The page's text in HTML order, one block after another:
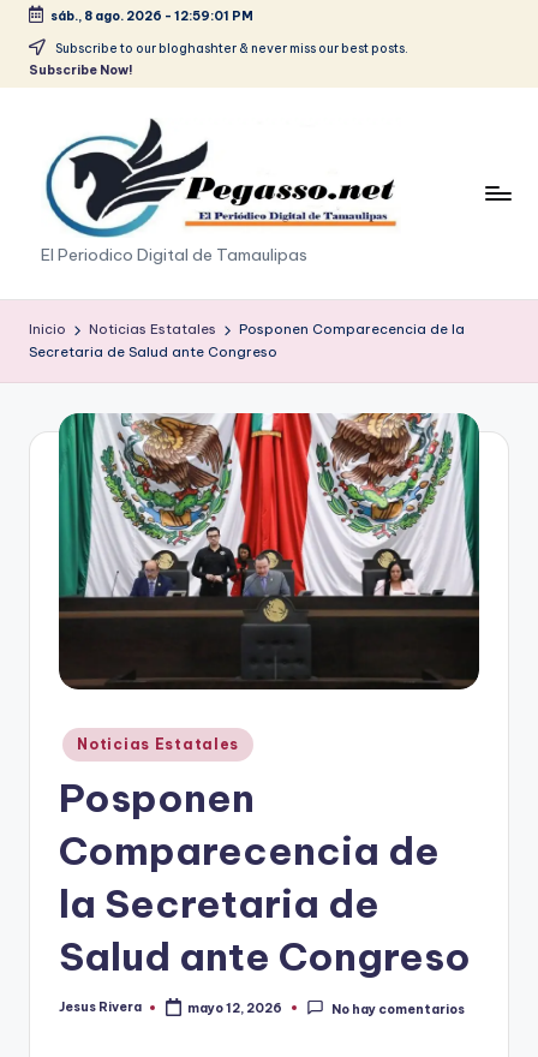
Saltar
sáb., 8 ago. 2026 - 12:59:02 PM
Subscribe to our bloghashter & never miss our best posts.
Subscribe Now!
p
e
g
a
El Periodico Digital de Tamaulipas
Inicio Noticias Estatales
Posponen Comparecencia de la
Secretaria de Salud ante Congreso
Publicado
en
Noticias Estatales
Posponen
Comparecencia de
la Secretaria de
Salud ante Congreso
Publicado
Jesus Rivera mayo 12, 2026 No hay comentarios